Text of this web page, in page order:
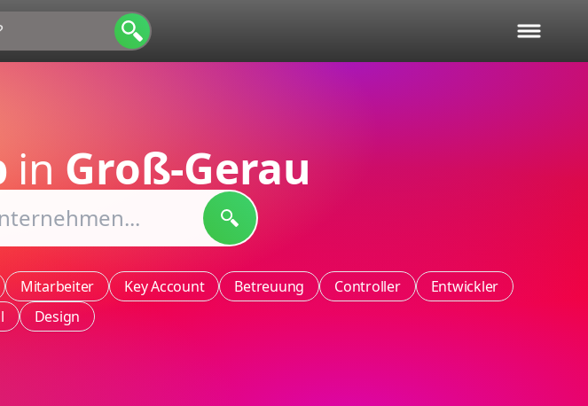
in Groß-Gerau
Mitarbeiter Key Account Betreuung Controller
Entwickler
Design